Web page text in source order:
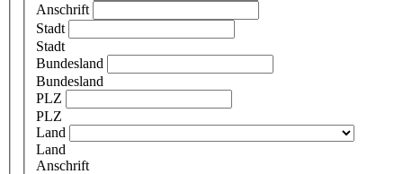
Anschrift
Stadt
Stadt
Bundesland
Bundesland
PLZ
PLZ
Land
Land
Anschrift